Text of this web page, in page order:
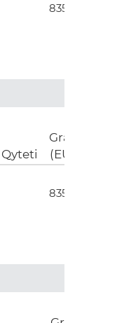
835.00
Qyteti
Grant
(EUR)
835.00